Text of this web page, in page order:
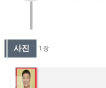
사진 1 장